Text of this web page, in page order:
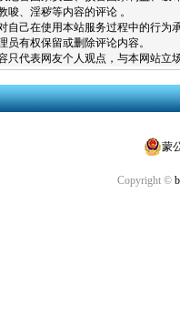
唆、淫秽等内容的评论 。
自己在使用本站服务过程中的行为
员有权保留或删除评论内容。
只代表网友个人观点，与本网站立场
蒙
Copyright ©